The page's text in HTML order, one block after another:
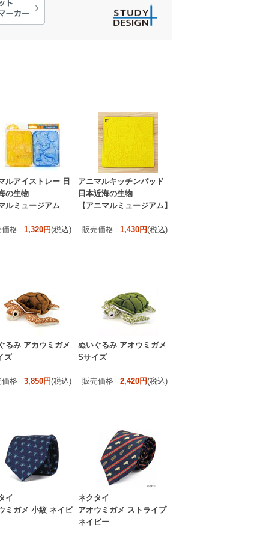
ルアイストレー 日
の生物
ルミュージアム
価格 1,320円(税込)
アニマルキッチンパッド
日本近海の生物
【アニマルミュージアム】
販売価格 1,430円(税込)
るみ アカウミガメ
ズ
価格 3,850円(税込)
ぬいぐるみ アオウミガメ
Sサイズ
販売価格 2,420円(税込)
イ
ミガメ 小紋 ネイビ
ネクタイ
アオウミガメ ストライプ
ネイビー